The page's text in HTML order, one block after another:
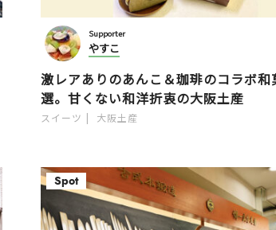
Supporter
やすこ
激レアありのあんこ＆珈琲のコラボ和
選。甘くない和洋折衷の大阪土産
スイーツ 大阪土産
Spot